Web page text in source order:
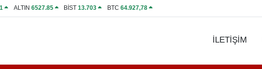
ALTIN 6527.85 BİST13.703 BTC 64.927,78
İLETİŞİM